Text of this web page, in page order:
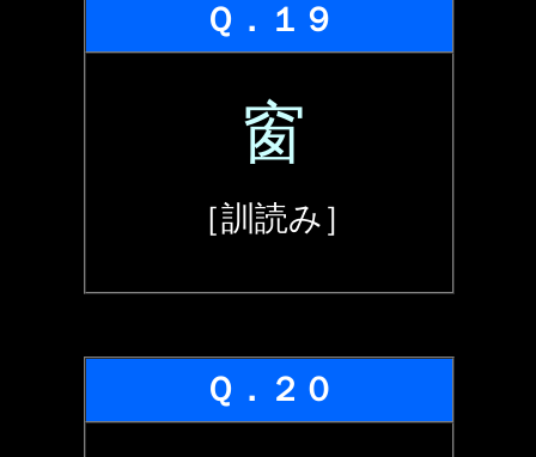
Ｑ．１９
窗
［訓読み］
Ｑ．２０